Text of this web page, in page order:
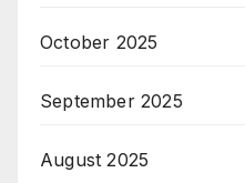
October 2025
September 2025
August 2025